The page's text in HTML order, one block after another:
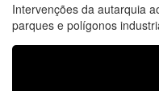
Intervenções da autarquia
parques e polígonos